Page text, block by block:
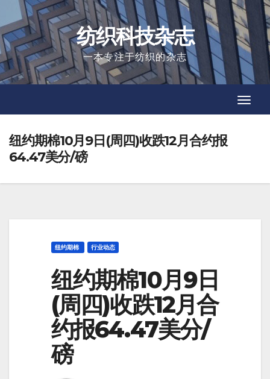
to
content
纺织科技杂志
一本专注于纺织的杂志
纽约期棉10月9日(周四)收跌12月合约报
64.47美分/磅
纽约期棉 行业动态
纽约期棉10月9日
(周四)收跌12月合
约报64.47美分/
磅